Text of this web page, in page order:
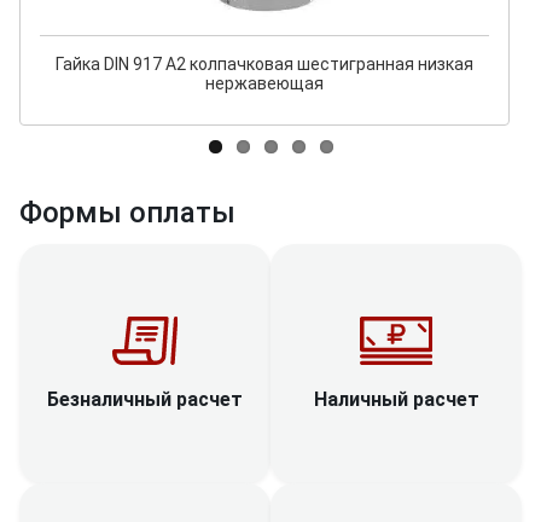
Гайка DIN 917 А2 колпачковая шестигранная низкая
нержавеющая
Формы оплаты
Безналичный расчет Наличный расчет